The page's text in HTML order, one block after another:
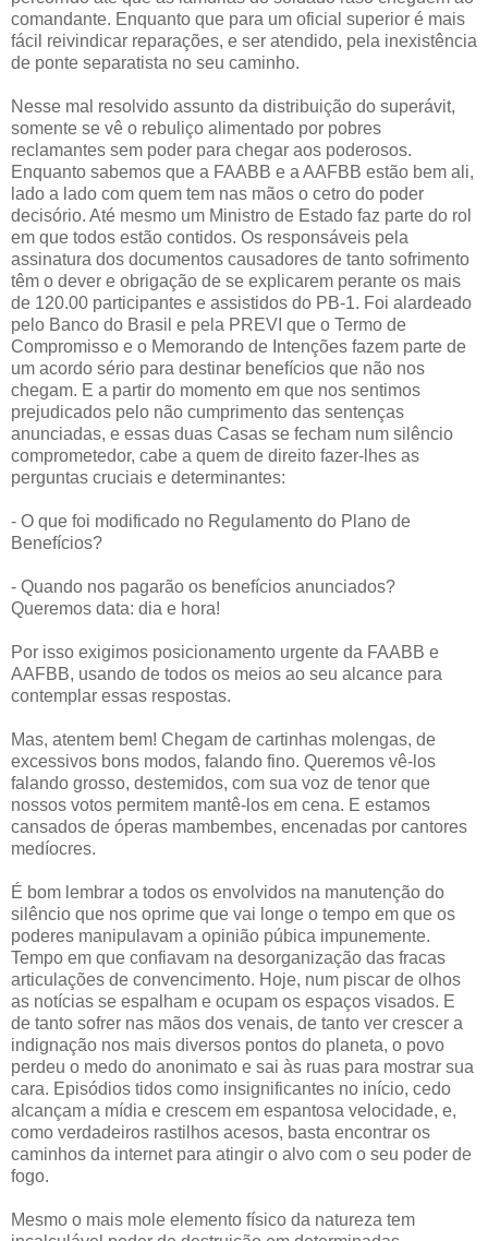
comandante. Enquanto que para um oficial superior é mais
fácil reivindicar reparações, e ser atendido, pela inexistência
de ponte separatista no seu caminho.
Nesse mal resolvido assunto da distribuição do superávit,
somente se vê o rebuliço alimentado por pobres
reclamantes sem poder para chegar aos poderosos.
Enquanto sabemos que a FAABB e a AAFBB estão bem ali,
lado a lado com quem tem nas mãos o cetro do poder
decisório. Até mesmo um Ministro de Estado faz parte do rol
em que todos estão contidos. Os responsáveis pela
assinatura dos documentos causadores de tanto sofrimento
têm o dever e obrigação de se explicarem perante os mais
de 120.00 participantes e assistidos do PB-1. Foi alardeado
pelo Banco do Brasil e pela PREVI que o Termo de
Compromisso e o Memorando de Intenções fazem parte de
um acordo sério para destinar benefícios que não nos
chegam. E a partir do momento em que nos sentimos
prejudicados pelo não cumprimento das sentenças
anunciadas, e essas duas Casas se fecham num silêncio
comprometedor, cabe a quem de direito fazer-lhes as
perguntas cruciais e determinantes:
- O que foi modificado no Regulamento do Plano de
Benefícios?
- Quando nos pagarão os benefícios anunciados?
Queremos data: dia e hora!
Por isso exigimos posicionamento urgente da FAABB e
AAFBB, usando de todos os meios ao seu alcance para
contemplar essas respostas.
Mas, atentem bem! Chegam de cartinhas molengas, de
excessivos bons modos, falando fino. Queremos vê-los
falando grosso, destemidos, com sua voz de tenor que
nossos votos permitem mantê-los em cena. E estamos
cansados de óperas mambembes, encenadas por cantores
medíocres.
É bom lembrar a todos os envolvidos na manutenção do
silêncio que nos oprime que vai longe o tempo em que os
poderes manipulavam a opinião púbica impunemente.
Tempo em que confiavam na desorganização das fracas
articulações de convencimento. Hoje, num piscar de olhos
as notícias se espalham e ocupam os espaços visados. E
de tanto sofrer nas mãos dos venais, de tanto ver crescer a
indignação nos mais diversos pontos do planeta, o povo
perdeu o medo do anonimato e sai às ruas para mostrar sua
cara. Episódios tidos como insignificantes no início, cedo
alcançam a mídia e crescem em espantosa velocidade, e,
como verdadeiros rastilhos acesos, basta encontrar os
caminhos da internet para atingir o alvo com o seu poder de
fogo.
Mesmo o mais mole elemento físico da natureza tem